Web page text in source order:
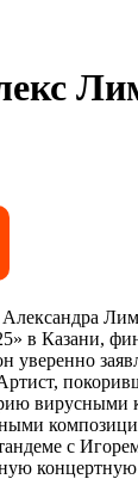
в Казани,
уверенно
вирусными
с
концертную